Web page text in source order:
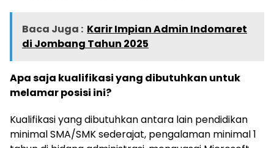
Baca Juga : Karir Impian Admin Indomaret
di Jombang Tahun 2025
Apa saja kualifikasi yang dibutuhkan untuk
melamar posisi ini?
Kualifikasi yang dibutuhkan antara lain pendidikan
minimal SMA/SMK sederajat, pengalaman minimal 1